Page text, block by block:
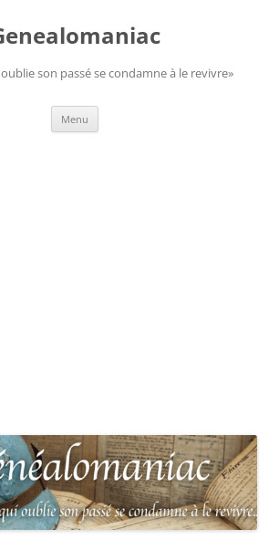
son passé se condamne à le revivre»
Menu